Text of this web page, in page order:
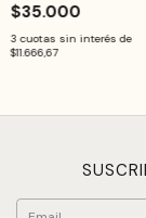
$35.000
3 cuotas sin interés de
$11.666,67